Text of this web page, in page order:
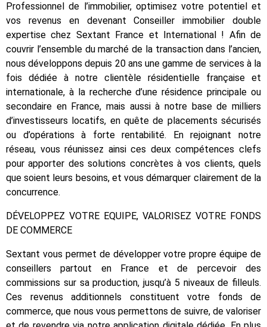
Professionnel de l’immobilier, optimisez votre potentiel et
vos revenus en devenant Conseiller immobilier double
expertise chez Sextant France et International ! Afin de
couvrir l’ensemble du marché de la transaction dans l’ancien,
nous développons depuis 20 ans une gamme de services à la
fois dédiée à notre clientèle résidentielle française et
internationale, à la recherche d’une résidence principale ou
secondaire en France, mais aussi à notre base de milliers
d’investisseurs locatifs, en quête de placements sécurisés
ou d’opérations à forte rentabilité. En rejoignant notre
réseau, vous réunissez ainsi ces deux compétences clefs
pour apporter des solutions concrètes à vos clients, quels
que soient leurs besoins, et vous démarquer clairement de la
concurrence.
DÉVELOPPEZ VOTRE EQUIPE, VALORISEZ VOTRE FONDS
DE COMMERCE
Sextant vous permet de développer votre propre équipe de
conseillers partout en France et de percevoir des
commissions sur sa production, jusqu’à 5 niveaux de filleuls.
Ces revenus additionnels constituent votre fonds de
commerce, que nous vous permettons de suivre, de valoriser